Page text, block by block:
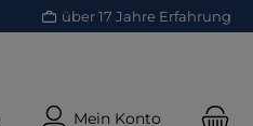
über 17 Jahre Erfahrung
Du hast 0 Produkte auf dem
Mein Konto